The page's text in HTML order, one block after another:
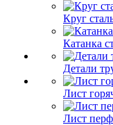
Круг
Катанка
Детали
Лист
Лист